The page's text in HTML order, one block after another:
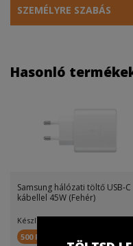
SZEMÉLYRE SZABÁS
Hasonló
Samsung hálózati töltő USB-C
kábellel 45W (Fehér)
Készletinfó:
500 FirstPont